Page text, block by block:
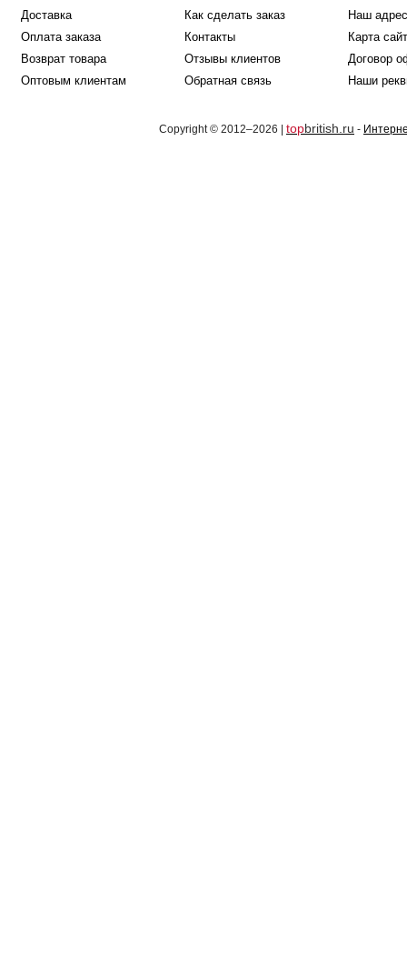
Доставка
Оплата заказа
Возврат товара
Оптовым клиентам
Как сделать заказ
Контакты
Отзывы клиентов
Обратная связь
Наш адрес
Карта
Договор
Наши
Copyright © 2012–2026 | topbritish.ru -